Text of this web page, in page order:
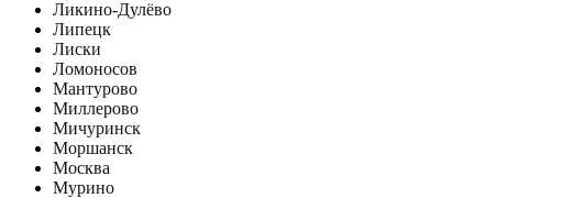
Ликино-Дулёво
Липецк
Лиски
Ломоносов
Мантурово
Миллерово
Мичуринск
Моршанск
Москва
Мурино